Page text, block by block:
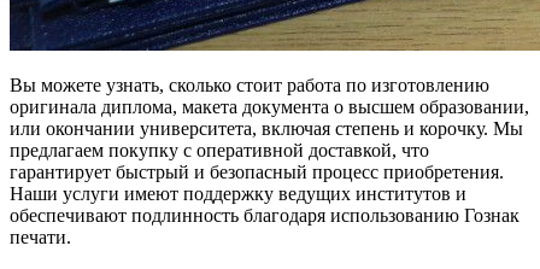
Вы можете узнать, сколько стоит работа по изготовлению
оригинала диплома, макета документа о высшем образовании,
или окончании университета, включая степень и корочку. Мы
предлагаем покупку с оперативной доставкой, что
гарантирует быстрый и безопасный процесс приобретения.
Наши услуги имеют поддержку ведущих институтов и
обеспечивают подлинность благодаря использованию Гознак
печати.